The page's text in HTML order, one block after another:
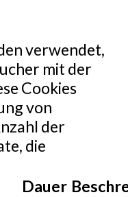
verwendet,
mit der
Cookies
von
der
die
Dauer